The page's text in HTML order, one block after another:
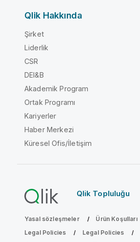
Qlik Hakkında
Şirket
Liderlik
CSR
DEI&B
Akademik Program
Ortak Programı
Kariyerler
Haber Merkezi
Küresel Ofis/İletişim
Qlik Topluluğu
Yasal sözleşmeler
Ürün Koşulları
Legal Policies
Legal Policies